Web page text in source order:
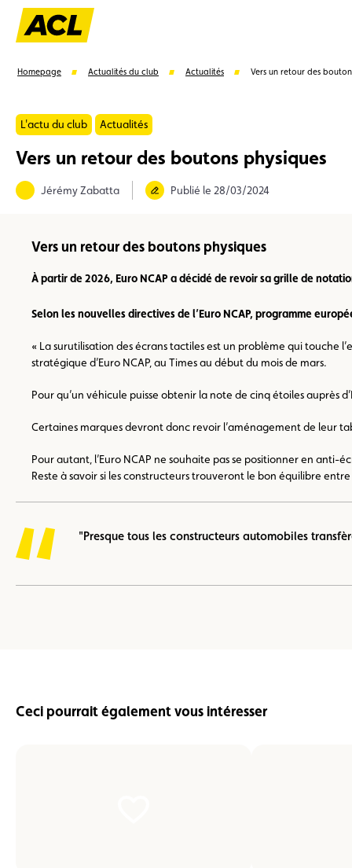
Suggestions
Homepage Actualités du club Actualités Vers un retour des
L'actu du club Actualités
Vers un retour des boutons physiques
Jérémy Zabatta Publié le 28/03/2024
Vers un retour des boutons physiques
À partir de 2026, Euro NCAP a décidé de revoir sa grille de
Selon les nouvelles directives de l’Euro NCAP, programme
« La surutilisation des écrans tactiles est un problème qui touche
stratégique d’Euro NCAP, au Times au début du mois de mars.
Pour qu’un véhicule puisse obtenir la note de cinq étoiles auprès
Certaines marques devront donc revoir l’aménagement de leur
Pour autant, l’Euro NCAP ne souhaite pas se positionner en
Reste à savoir si les constructeurs trouveront le bon équilibre
"Presque tous les constructeurs automobiles
Ceci pourrait également vous intéresser